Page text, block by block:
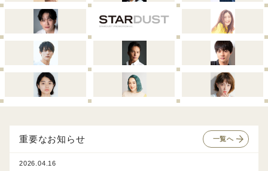
重要なお知らせ 一覧へ
2026.04.16